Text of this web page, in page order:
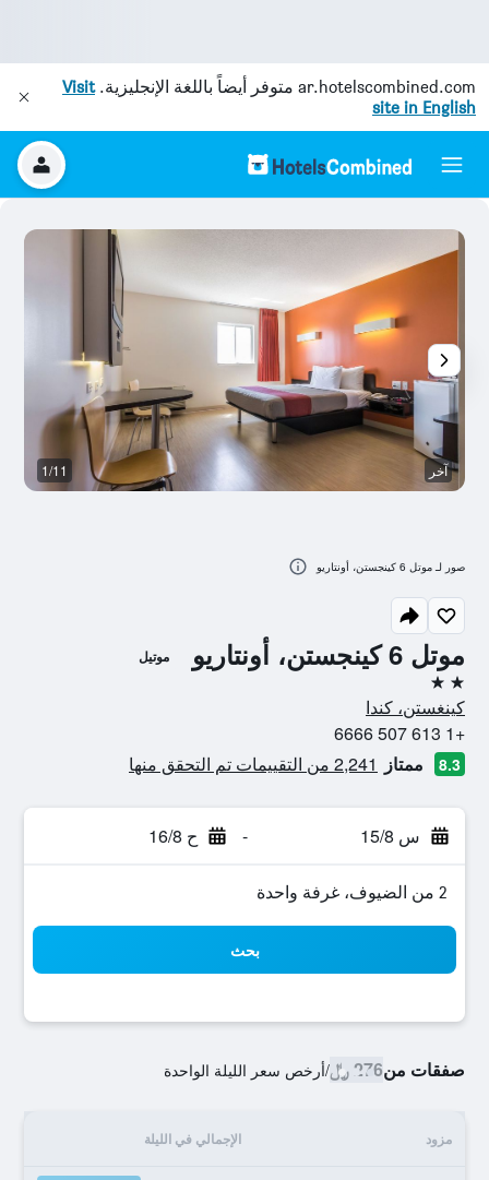
ar.hotelscombined.com متوفر أيضاً باللغة الإنجليزية.Visit
site in English
موتل 6 كينجستن، أونتاريو موتيل
2 نجمتين
كينغستن، كندا
+1 613 507 6666
8.3 ممتاز 2,241 من التقييمات تم التحقق منها
س 15/8 - ح 16/8
2 من الضيوف، غرفة واحدة
بحث
صفقات من276 ﷼ /أرخص سعر الليلة الواحدة
مزود الإجمالي في الليلة
آخر 1/11
صور لـ موتل 6 كينجستن، أونتاريو